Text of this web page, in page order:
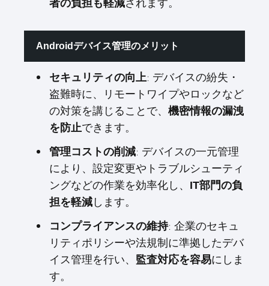
者の負担も軽減
Androidデバイス管理のメリット
セキュリティの向上: デバイスの紛失・
盗難時に、リモートワイプやロックなど
の対策を講じることで、
機密情報の漏洩
を防止できます。
管理コストの削減: デバイスの一元管理
により、設定変更やトラブルシューティ
ングなどの作業を効率化し、
IT部門の負
担を軽減 します。
コンプライアンスの維持: 企業のセキュ
リティポリシーや法規制に準拠したデバ
イス管理を行い、
監査対応を容易にしま
す。